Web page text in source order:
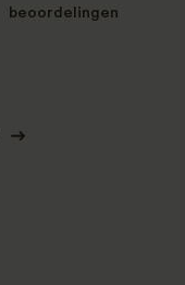
beoordelingen